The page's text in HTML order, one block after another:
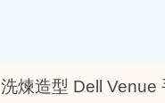
洗煉造型 Dell Venue